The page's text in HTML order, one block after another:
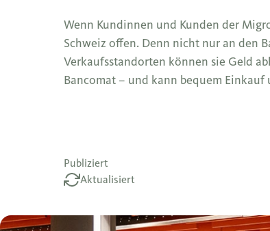
Wenn Kundinnen und Kunden der
Schweiz offen. Denn nicht nur an den
Verkaufsstandorten können sie Geld
Bancomat – und kann bequem Einkauf
Publiziert
Aktualisiert